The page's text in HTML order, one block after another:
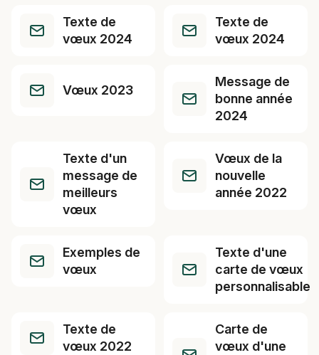
Texte de
vœux 2024
Texte de
vœux 2024
Vœux 2023
Message de
bonne année
2024
Texte d'un
message de
meilleurs
vœux
Vœux de la
nouvelle
année 2022
Exemples de
vœux
Texte d'une
carte de vœux
personnalisable
Texte de
vœux 2022
Carte de
vœux d'une